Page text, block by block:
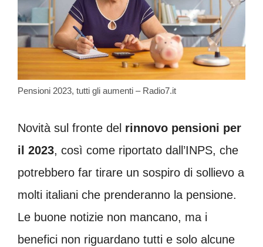
Pensioni 2023, tutti gli aumenti – Radio7.it
Novità sul fronte del rinnovo pensioni per
il 2023, così come riportato dall’INPS, che
potrebbero far tirare un sospiro di sollievo a
molti italiani che prenderanno la pensione.
Le buone notizie non mancano, ma i
benefici non riguardano tutti e solo alcune